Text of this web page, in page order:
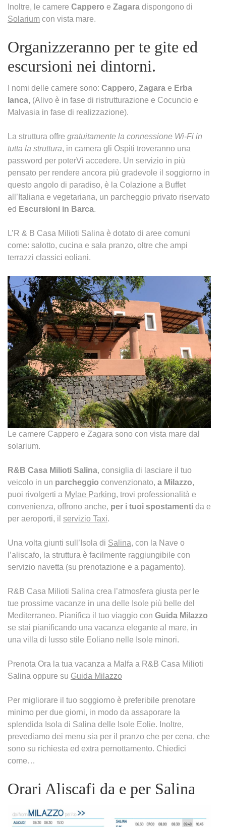
Inoltre, le camere Cappero e Zagara dispongono di
Solarium con vista mare.
Organizzeranno per te gite ed
escursioni nei dintorni.
I nomi delle camere sono: Cappero, Zagara e Erba
Ianca, (Alivo è in fase di ristrutturazione e Cocuncio e
Malvasia in fase di realizzazione).
La struttura offre gratuitamente la connessione Wi-Fi in
tutta la struttura, in camera gli Ospiti troveranno una
password per poterVi accedere. Un servizio in più
pensato per rendere ancora più gradevole il soggiorno in
questo angolo di paradiso, è la Colazione a Buffet
all’Italiana e vegetariana, un parcheggio privato riservato
ed Escursioni in Barca.
L’R & B Casa Milioti Salina è dotato di aree comuni
come: salotto, cucina e sala pranzo, oltre che ampi
terrazzi classici eoliani.
Le camere Cappero e Zagara sono con vista mare dal
solarium.
R&B Casa Milioti Salina, consiglia di lasciare il tuo
veicolo in un parcheggio convenzionato, a Milazzo,
puoi rivolgerti a Mylae Parking, trovi professionalità e
convenienza, offrono anche, per i tuoi spostamenti da e
per aeroporti, il servizio Taxi.
Una volta giunti sull’Isola di Salina, con la Nave o
l’aliscafo, la struttura è facilmente raggiungibile con
servizio navetta (su prenotazione e a pagamento).
R&B Casa Milioti Salina crea l’atmosfera giusta per le
tue prossime vacanze in una delle Isole più belle del
Mediterraneo. Pianifica il tuo viaggio con Guida Milazzo
se stai pianificando una vacanza elegante al mare, in
una villa di lusso stile Eoliano nelle Isole minori.
Prenota Ora la tua vacanza a Malfa a R&B Casa Milioti
Salina oppure su Guida Milazzo
Per migliorare il tuo soggiorno è preferibile prenotare
minimo per due giorni, in modo da assaporare la
splendida Isola di Salina delle Isole Eolie. Inoltre,
prevediamo dei menu sia per il pranzo che per cena, che
sono su richiesta ed extra pernottamento. Chiedici
come…
Orari Aliscafi da e per Salina